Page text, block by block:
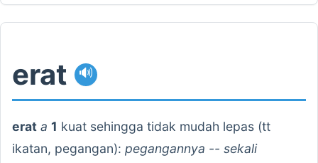
erat 🔊
erat a 1 kuat sehingga tidak mudah lepas (tt
ikatan, pegangan): pegangannya -- sekali